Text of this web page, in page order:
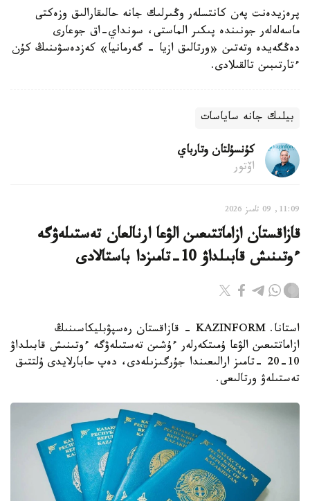
پرەزيدەنت پەن كانتسلەر وڭىرلىك جانە حالىقارالىق وزەكتى
ماسەلەلەر جونىندە پىكىر الماستى، سونداي-اق جوعارى
دەڭگەيدە وتەتىن «ورتالىق ازيا - گەرمانيا» كەزدەسۋىنىڭ كۇن
ءتارتىبىن تالقىلادى.
بيلىك جانە ساياسات
كۇنسۇلتان وتارباي
اۆتور
11:09, 09 تامىز 2026
قازاقستان ازاماتتىعىن الۋعا ارنالعان تەستىلەۋگە
ءوتىنىش قابىلداۋ 10-تامىزدا باستالادى
استانا. KAZINFORM - قازاقستان رەسپۋبليكاسىنىڭ
ازاماتتىعىن الۋعا ۇمىتكەرلەر ءۇشىن تەستىلەۋگە ءوتىنىش قابىلداۋ
10-20 -تامىز ارالىعىندا جۇرگىزىلەدى، دەپ حابارلايدى ۇلتتىق
تەستىلەۋ ورتالىعى.